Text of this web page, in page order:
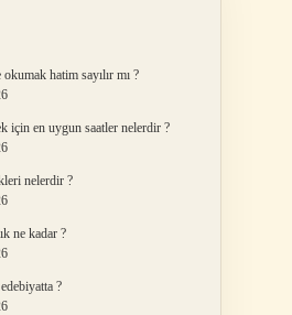
hatim sayılır mı ?
için en uygun saatler nelerdir ?
nelerdir ?
ne kadar ?
?